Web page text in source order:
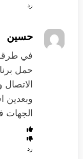
رد
حسين
في
حمل
وبعدين
الجهات
رد